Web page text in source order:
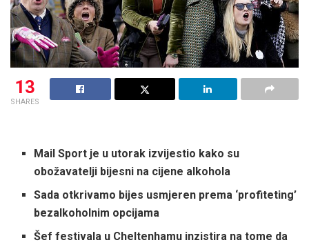
13
SHARES
Mail Sport je u utorak izvijestio kako su
obožavatelji bijesni na cijene alkohola
Sada otkrivamo bijes usmjeren prema ‘profiteting’
bezalkoholnim opcijama
Šef festivala u Cheltenhamu inzistira na tome da